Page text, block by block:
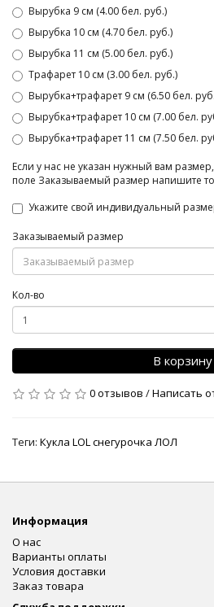
Вырубка 9 см (4.00 бел. руб.)
Вырубка 10 см (4.70 бел. руб.)
Вырубка 11 см (5.00 бел. руб.)
Трафарет 10 см (3.00 бел. руб.)
Вырубка+трафарет 9 см (6.50 бел.
Вырубка+трафарет 10 см (7.00 бел.
Вырубка+трафарет 11 см (7.50 бел.
Если у нас не указан нужный вам
поле Заказываемый размер напишите
Укажите свой индивидуальный
Заказываемый размер
Кол-во
В корзину
0 отзывов /Написать
Теги: Кукла LOL снегурочка ЛОЛ
Информация
О нас
Варианты оплаты
Условия доставки
Заказ товара